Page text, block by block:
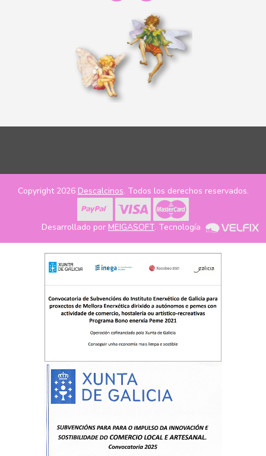
Copyright 2026 Descalcinos. Todos los derechos reservados.
Desarrollado por MEIGASOFT. Tecnología